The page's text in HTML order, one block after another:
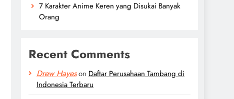
7 Karakter Anime Keren yang Disukai Banyak
Orang
Recent Comments
Drew Hayeson Daftar Perusahaan Tambang di
Indonesia Terbaru